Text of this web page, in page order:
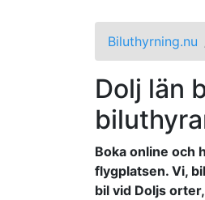
Biluthyrning.nu
Dolj län
Boka online och
flygplatsen. Vi,
bil vid Doljs